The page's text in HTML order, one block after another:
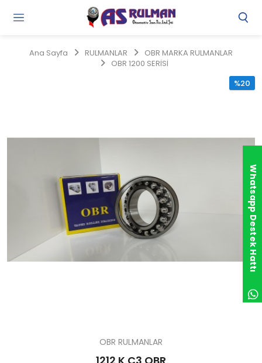
Ana Sayfa RULMANLAR
OBR MARKA RULMANLAR
OBR 1200 SERİSİ
%20
OBR RULMANLAR
1212 K C3 OBR
Whatsapp Destek Hattı